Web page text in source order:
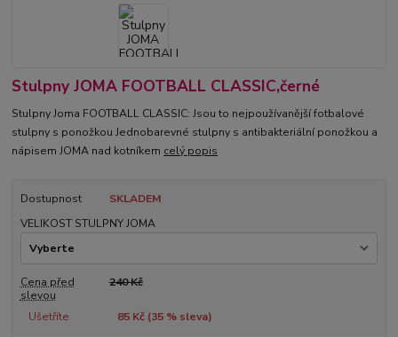
Stulpny JOMA FOOTBALL CLASSIC,černé
Stulpny Joma FOOTBALL CLASSIC: Jsou to nejpoužívanější fotbalové
stulpny s ponožkou Jednobarevné stulpny s antibakteriální ponožkou a
nápisem JOMA nad kotníkem celý popis
Dostupnost
SKLADEM
VELIKOST STULPNY JOMA
Cena před
slevou
240 Kč
Ušetříte 85 Kč (35% sleva)